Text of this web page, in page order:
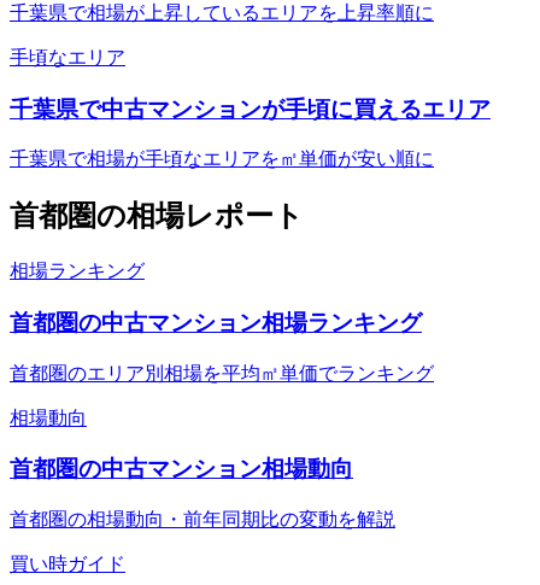
千葉県で相場が上昇しているエリアを上昇率順に
手頃なエリア
千葉県で中古マンションが手頃に買えるエリア
千葉県で相場が手頃なエリアを㎡単価が安い順に
首都圏の相場レポート
相場ランキング
首都圏の中古マンション相場ランキング
首都圏のエリア別相場を平均㎡単価でランキング
相場動向
首都圏の中古マンション相場動向
首都圏の相場動向・前年同期比の変動を解説
買い時ガイド